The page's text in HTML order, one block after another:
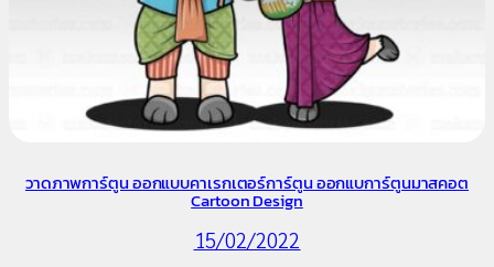
วาดภาพการ์ตูน ออกแบบคาเรกเตอร์การ์ตูน ออกแบการ์ตูนมาสคอต
Cartoon Design
15/02/2022